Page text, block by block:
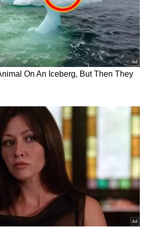
போட்டது உண்மை
இதுவரை குத்திட்டு
தமிழ்நாடு
இரண்டாம் தடவை
‘நீட்’ விலக்குபற்றிய
தலைவருக்கு சுமார் 250
நேற்று முன்தினம்
வைக்கப்பட்டு